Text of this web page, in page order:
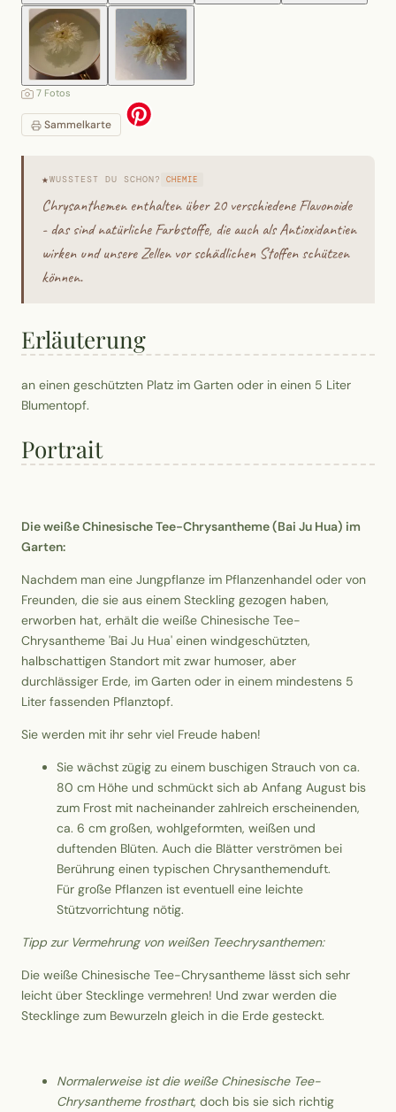
7 Fotos
Sammelkarte
★WUSSTEST DU SCHON? CHEMIE
Chrysanthemen enthalten über 20 verschiedene Flavonoide
- das sind natürliche Farbstoffe, die auch als Antioxidantien
wirken und unsere Zellen vor schädlichen Stoffen schützen
können.
Erläuterung
an einen geschützten Platz im Garten oder in einen 5 Liter
Blumentopf.
Portrait
Die weiße Chinesische Tee-Chrysantheme (Bai Ju Hua) im
Garten:
Nachdem man eine Jungpflanze im Pflanzenhandel oder von
Freunden, die sie aus einem Steckling gezogen haben,
erworben hat, erhält die weiße Chinesische Tee-
Chrysantheme 'Bai Ju Hua' einen windgeschützten,
halbschattigen Standort mit zwar humoser, aber
durchlässiger Erde, im Garten oder in einem mindestens 5
Liter fassenden Pflanztopf.
Sie werden mit ihr sehr viel Freude haben!
Sie wächst zügig zu einem buschigen Strauch von ca.
80 cm Höhe und schmückt sich ab Anfang August bis
zum Frost mit nacheinander zahlreich erscheinenden,
ca. 6 cm großen, wohlgeformten, weißen und
duftenden Blüten. Auch die Blätter verströmen bei
Berührung einen typischen Chrysanthemenduft.
Für große Pflanzen ist eventuell eine leichte
Stützvorrichtung nötig.
Tipp zur Vermehrung von weißen Teechrysanthemen:
Die weiße Chinesische Tee-Chrysantheme lässt sich sehr
leicht über Stecklinge vermehren! Und zwar werden die
Stecklinge zum Bewurzeln gleich in die Erde gesteckt.
Normalerweise ist die weiße Chinesische Tee-
Chrysantheme frosthart, doch bis sie sich richtig